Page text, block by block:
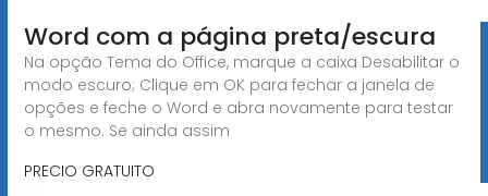
Word com a página preta/escura
Na opção Tema do Office, marque a caixa Desabilitar o
modo escuro; Clique em OK para fechar a janela de
opções e feche o Word e abra novamente para testar
o mesmo. Se ainda assim
PRECIO GRATUITO